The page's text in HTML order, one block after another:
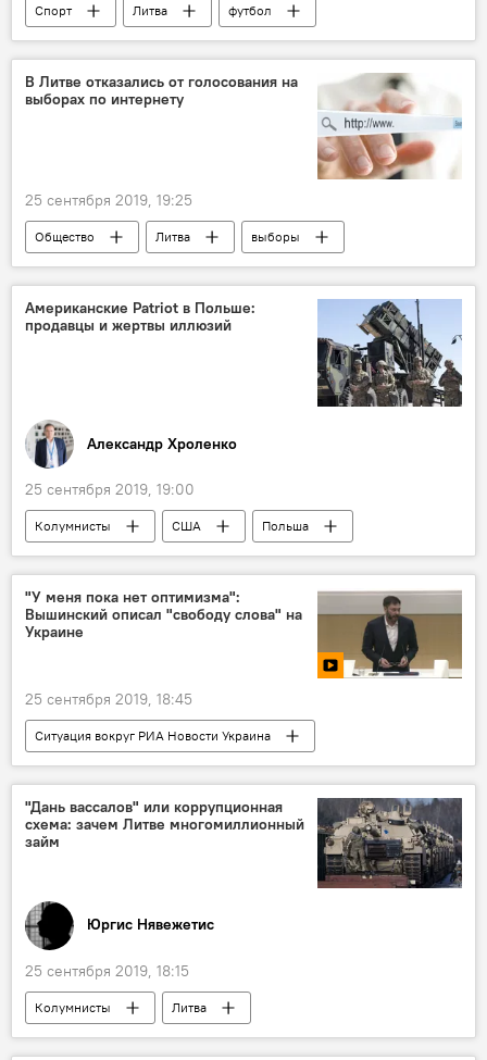
Спорт Литва футбол
В Литве отказались от голосования на
выборах по интернету
25 сентября 2019, 19:25
Общество Литва
выборы
Интернет
Американские Patriot в Польше:
продавцы и жертвы иллюзий
Александр Хроленко
25 сентября 2019, 19:00
Колумнисты США
Польша
ЗРК Patriot
Дональд Трамп
Анджей Дуда
"У меня пока нет оптимизма":
Вышинский описал "свободу слова" на
Украине
25 сентября 2019, 18:45
Ситуация вокруг РИА Новости Украина
Видео
Мультимедиа
Кирилл Вышинский
"РИА Новости"
Украина
свобода прессы
"Дань вассалов" или коррупционная
схема: зачем Литве многомиллионный
займ
Юргис Нявежетис
25 сентября 2019, 18:15
Колумнисты
Литва
Гитанас Науседа